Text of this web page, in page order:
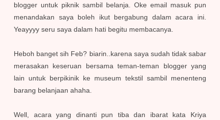
blogger untuk piknik sambil belanja. Oke email masuk pun
menandakan saya boleh ikut bergabung dalam acara ini.
Yeayyyy seru saya dalam hati begitu membacanya.
Heboh banget sih Feb? biarin..karena saya sudah tidak sabar
merasakan keseruan bersama teman-teman blogger yang
lain untuk berpikinik ke museum tekstil sambil menenteng
barang belanjaan ahaha.
Well, acara yang dinanti pun tiba dan ibarat kata Kriya